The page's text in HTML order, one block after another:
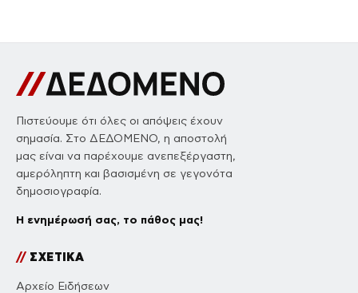
Πιστεύουμε ότι όλες οι απόψεις έχουν
σημασία. Στο ΔΕΔΟΜΕΝΟ, η αποστολή
μας είναι να παρέχουμε ανεπεξέργαστη,
αμερόληπτη και βασισμένη σε γεγονότα
δημοσιογραφία.
Η ενημέρωσή σας, το πάθος μας!
//ΣΧΕΤΙΚΑ
Αρχείο Ειδήσεων